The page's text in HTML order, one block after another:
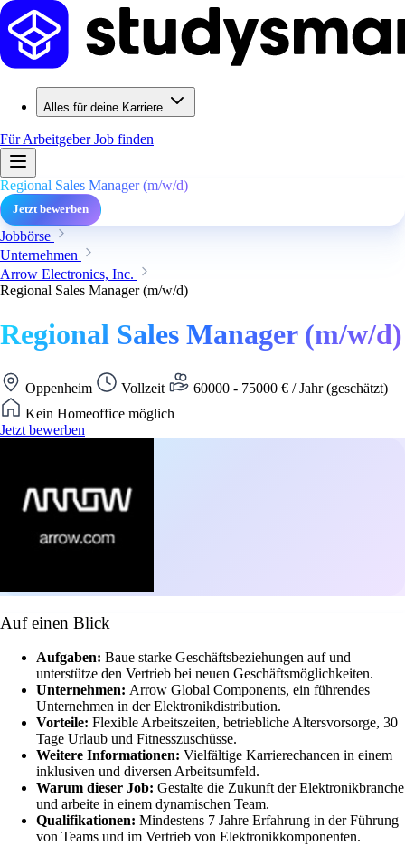
Alles für deine Karriere
Für ArbeitgeberJob finden
Regional Sales Manager (m/w/d)
Jetzt bewerben
Jobbörse
Unternehmen
Arrow Electronics, Inc.
Regional Sales Manager (m/w/d)
Regional Sales Manager (m/w/d)
Oppenheim Vollzeit
60000 - 75000 € / Jahr (geschätzt)
Kein Homeoffice möglich
Jetzt bewerben
Auf einen Blick
Aufgaben: Baue starke Geschäftsbeziehungen auf und
unterstütze den Vertrieb bei neuen Geschäftsmöglichkeiten.
Unternehmen: Arrow Global Components, ein führendes
Unternehmen in der Elektronikdistribution.
Vorteile: Flexible Arbeitszeiten, betriebliche Altersvorsorge, 30
Tage Urlaub und Fitnesszuschüsse.
Weitere Informationen: Vielfältige Karrierechancen in einem
inklusiven und diversen Arbeitsumfeld.
Warum dieser Job: Gestalte die Zukunft der Elektronikbranche
und arbeite in einem dynamischen Team.
Qualifikationen: Mindestens 7 Jahre Erfahrung in der Führung
von Teams und im Vertrieb von Elektronikkomponenten.